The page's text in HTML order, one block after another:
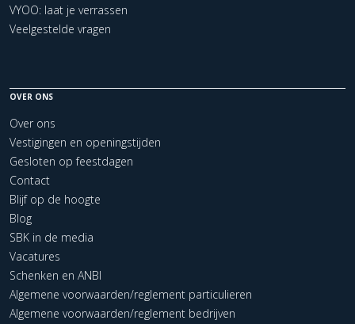
VYOO: laat je verrassen
Veelgestelde vragen
OVER ONS
Over ons
Vestigingen en openingstijden
Gesloten op feestdagen
Contact
Blijf op de hoogte
Blog
SBK in de media
Vacatures
Schenken en ANBI
Algemene voorwaarden/reglement particulieren
Algemene voorwaarden/reglement bedrijven